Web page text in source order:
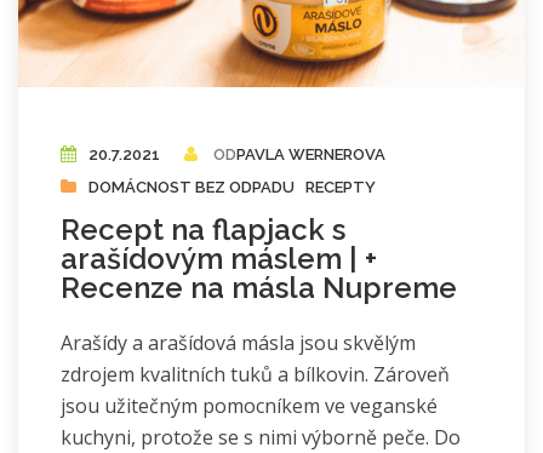
20.7.2021 ODPAVLA WERNEROVA
DOMÁCNOST BEZ ODPADU RECEPTY
Recept na flapjack s
arašídovým máslem | +
Recenze na másla Nupreme
Arašídy a arašídová másla jsou skvělým
zdrojem kvalitních tuků a bílkovin. Zároveň
jsou užitečným pomocníkem ve veganské
kuchyni, protože se s nimi výborně peče. Do